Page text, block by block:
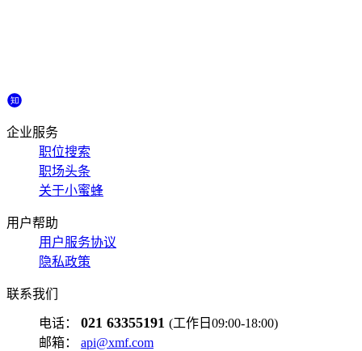
企业服务
职位搜索
职场头条
关于小蜜蜂
用户帮助
用户服务协议
隐私政策
联系我们
电话： 021 63355191 (工作日09:00-18:00)
邮箱： api@xmf.com